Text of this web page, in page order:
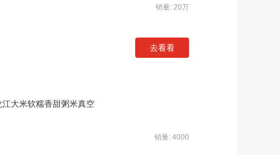
销量: 20万
去看看
大米软糯香甜粥米真空
销量: 4000